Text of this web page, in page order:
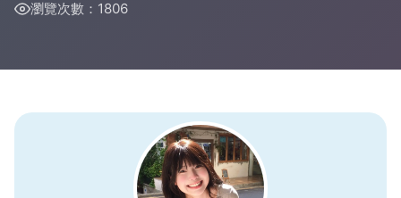
瀏覽次數：1806